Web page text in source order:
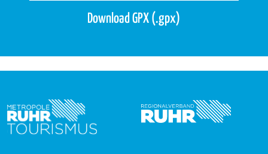
Download GPX (.gpx)